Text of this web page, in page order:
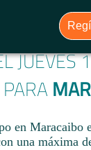
JUEVES
en Maracaibo
una máxima